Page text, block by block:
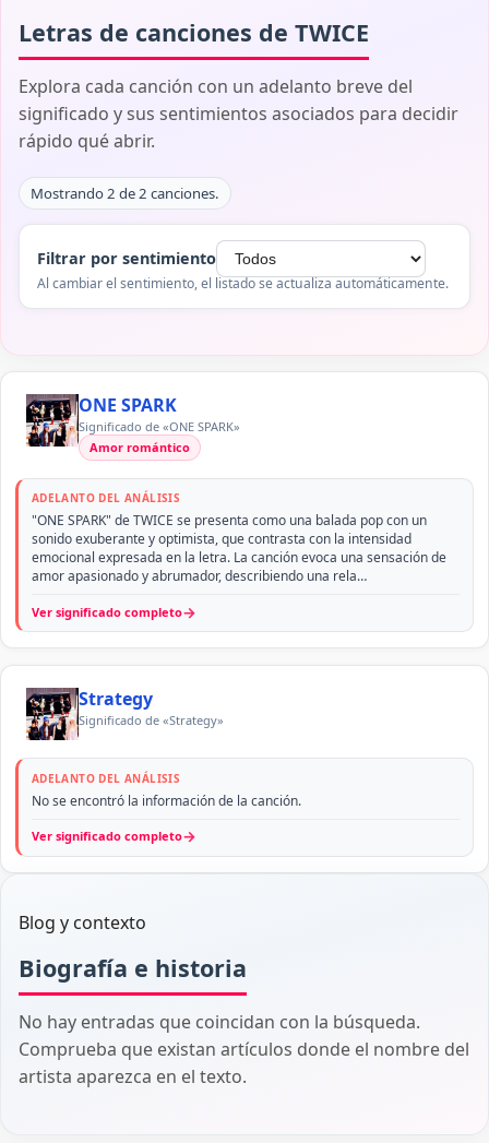
Letras de canciones de TWICE
Explora cada canción con un adelanto breve del
significado y sus sentimientos asociados para decidir
rápido qué abrir.
Mostrando 2 de 2 canciones.
Filtrar por sentimiento
Al cambiar el sentimiento, el listado se actualiza automáticamente.
ONE SPARK
Significado de «ONE SPARK»
Amor romántico
ADELANTO DEL ANÁLISIS
"ONE SPARK" de TWICE se presenta como una balada pop con un
sonido exuberante y optimista, que contrasta con la intensidad
emocional expresada en la letra. La canción evoca una sensación de
amor apasionado y abrumador, describiendo una rela…
Ver significado completo→
Strategy
Significado de «Strategy»
ADELANTO DEL ANÁLISIS
No se encontró la información de la canción.
Ver significado completo→
Blog y contexto
Biografía e historia
No hay entradas que coincidan con la búsqueda.
Comprueba que existan artículos donde el nombre del
artista aparezca en el texto.